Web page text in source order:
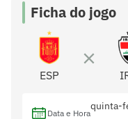
Ficha do jogo
ESP
Data e Hora
quinta-